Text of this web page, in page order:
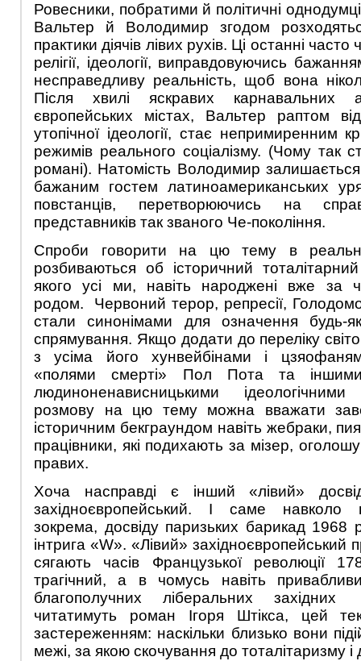
Ровесники, побратими й політичні
Вальтер й Володимир згодом
практики діячів лівих рухів. Ці останні часто
релігії, ідеології, виправдовуючись
несправедливу реальність, щоб вона
Після хвилі яскравих карнавальних
європейських містах, Вальтер раптом
утопічної ідеології, стає непримиренним
режимів реального соціалізму. (Чому так
романі). Натомість Володимир
бажаним гостем латиноамериканських
повстанців, перетворюючись на
представників так званого Че-покоління.
Спроби говорити на цю тему в
розбиваються об історичний
якого усі ми, навіть народжені вже за
родом. Червоний терор, репресії,
стали синонімами для означення будь-
спрямування. Якщо додати до переліку
з усіма його хунвейбінами і
«полями смерті» Пол Пота та
людиноненависницькими
розмову на цю тему можна вважати
історичним бекграундом навіть жебраки,
працівники, які подихають за мізер,
правих.
Хоча насправді є інший «лівий»
західноєвропейський. І саме навколо
зокрема, досвіду паризьких барикад 1968
інтрига «W». «Лівий» західноєвропейський
сягають часів Французької революції
трагічний, а в чомусь навіть
благополучних ліберальних
читатимуть роман Ігоря Штікса, цей
застереженням: наскільки близько вони
межі, за якою скочування до тоталітаризму